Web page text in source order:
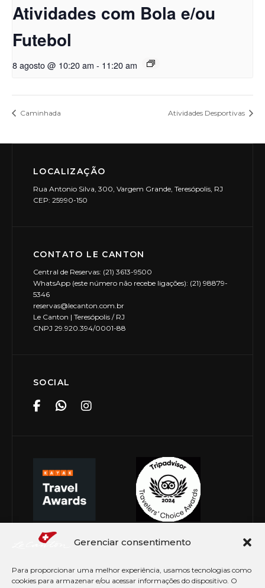
Gerenciar consentimento
Para proporcionar uma melhor experiência, usamos tecnologias como
cookies para armazenar e/ou acessar informações do dispositivo. O
Atividades com Bola e/ou
Futebol
8 agosto @ 10:20 am - 11:20 am
Caminhada Atividades Desportivas
LOCALIZAÇÃO
Rua Antonio Silva, 300, Vargem Grande, Teresópolis, RJ
CEP: 25990-150
CONTATO LE CANTON
Central de Reservas: (21) 3613-9500
WhatsApp (este número não recebe ligações): (21) 98879-
5346
reservas@lecanton.com.br
Le Canton | Teresópolis / RJ
CNPJ 29.920.394/0001-88
SOCIAL